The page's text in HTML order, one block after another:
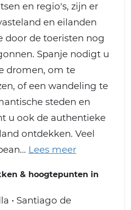
en regio's, zijn er
en eilanden
door de toeristen nog
Spanje nodigt u
dromen, om te
of een wandeling te
steden en
u ook de authentieke
ontdekken. Veel
& hoogtepunten in
• Santiago de